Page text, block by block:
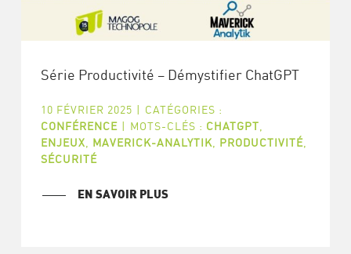
Série Productivité – Démystifier ChatGPT
10 FÉVRIER 2025 | CATÉGORIES :
CONFÉRENCE | MOTS-CLÉS : CHATGPT
ENJEUX
MAVERICK-ANALYTIK PRODUCTIVITÉ,
SÉCURITÉ
EN SAVOIR PLUS